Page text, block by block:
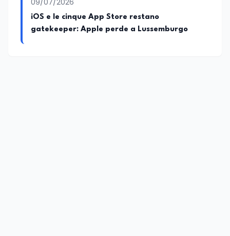
09/07/2026
iOS e le cinque App Store restano
gatekeeper: Apple perde a Lussemburgo